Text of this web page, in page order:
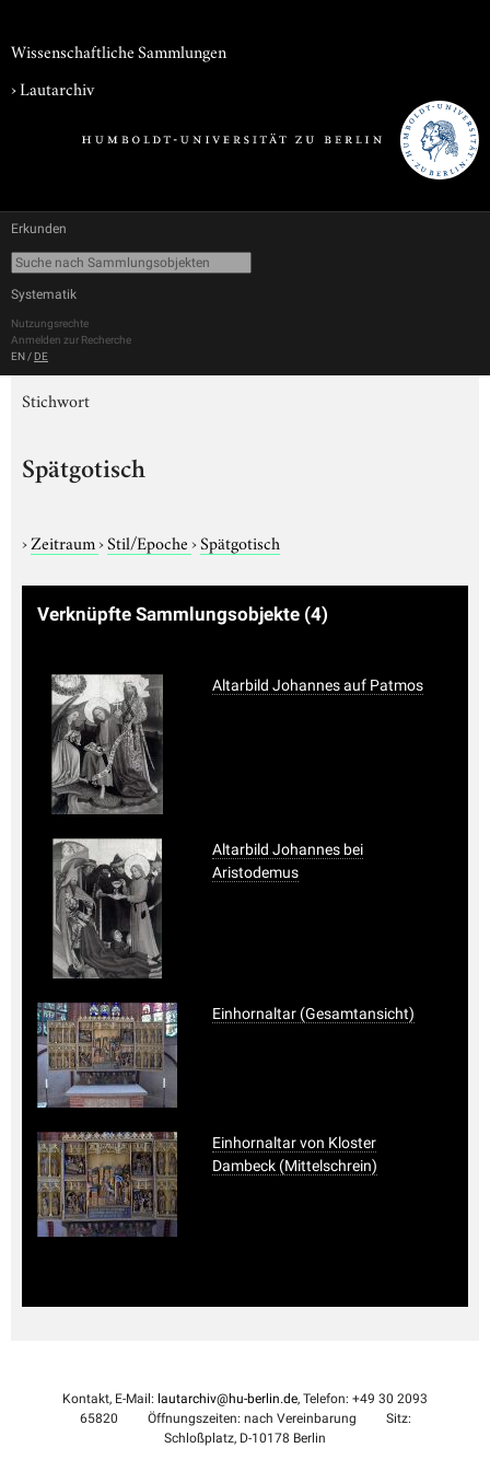
Wissenschaftliche Sammlungen
›Lautarchiv
Erkunden
Systematik
Nutzungsrechte
Anmelden zur Recherche
EN / DE
Stichwort
Spätgotisch
›Zeitraum›Stil/Epoche›Spätgotisch
Verknüpfte Sammlungsobjekte (4)
Altarbild Johannes auf Patmos
Altarbild Johannes bei
Aristodemus
Einhornaltar (Gesamtansicht)
Einhornaltar von Kloster
Dambeck (Mittelschrein)
Kontakt, E-Mail: lautarchiv@hu-berlin.de, Telefon: +49 30 2093
65820
Öffnungszeiten: nach Vereinbarung
Sitz:
Schloßplatz, D-10178 Berlin